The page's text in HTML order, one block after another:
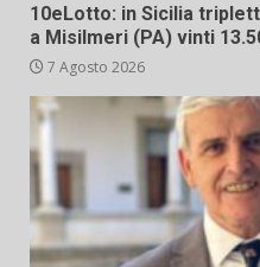
10eLotto: in Sicilia
a Misilmeri (PA) vinti
7 Agosto 2026